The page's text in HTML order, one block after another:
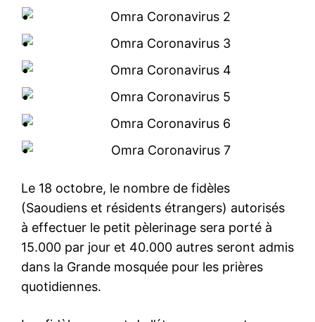
Le 18 octobre, le nombre de fidèles
(Saoudiens et résidents étrangers) autorisés
à effectuer le petit pèlerinage sera porté à
15.000 par jour et 40.000 autres seront admis
dans la Grande mosquée pour les prières
quotidiennes.